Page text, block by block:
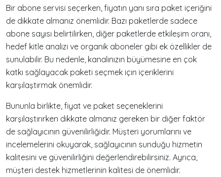
Bir abone servisi seçerken, fiyatın yanı sıra paket içeriğini
de dikkate almanız önemlidir. Bazı paketlerde sadece
abone sayısı belirtilirken, diğer paketlerde etkileşim oranı,
hedef kitle analizi ve organik aboneler gibi ek özellikler de
sunulabilir. Bu nedenle, kanalınızın büyümesine en çok
katkı sağlayacak paketi seçmek için içeriklerini
karşılaştırmak önemlidir.
Bununla birlikte, fiyat ve paket seçeneklerini
karşılaştırırken dikkate almanız gereken bir diğer faktör
de sağlayıcının güvenilirliğidir. Müşteri yorumlarını ve
incelemelerini okuyarak, sağlayıcının sunduğu hizmetin
kalitesini ve güvenilirliğini değerlendirebilirsiniz. Ayrıca,
müşteri destek hizmetlerinin kalitesi de önemlidir.